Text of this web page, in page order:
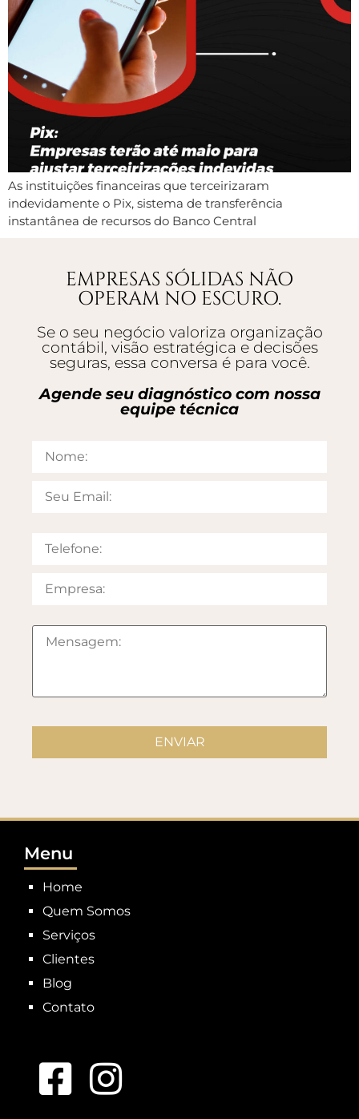
As instituições financeiras que terceirizaram
indevidamente o Pix, sistema de transferência
instantânea de recursos do Banco Central
EMPRESAS SÓLIDAS NÃO
OPERAM NO ESCURO.
Se o seu negócio valoriza organização
contábil, visão estratégica e decisões
seguras, essa conversa é para você.
Agende seu diagnóstico com nossa
equipe técnica
Menu
Home
Quem Somos
Serviços
Clientes
Blog
Contato